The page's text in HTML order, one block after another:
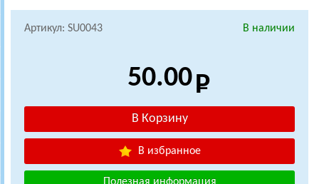
Артикул: SU0043 В наличии
50.00
В избранное